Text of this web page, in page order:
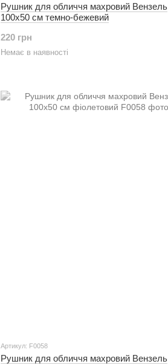
Рушник для обличчя махровий Вензель
100х50 см темно-бежевий
220 грн
Немає в наявності
Артикул: F0058
Рушник для обличчя махровий Вензель